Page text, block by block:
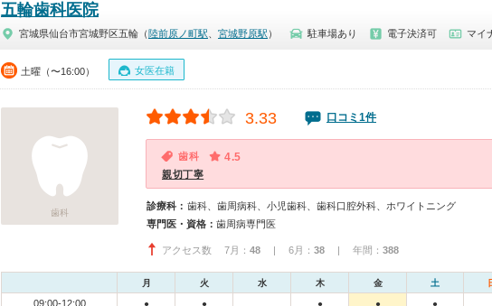
五輪歯科医院
宮城県仙台市宮城野区五輪（陸前原ノ町駅 宮城野原駅 ） 駐車場あり 電子決済可 マイ
土曜（〜16:00） 女医在籍
歯科
3.33 口コミ1件
歯科 4.5
親切丁寧
診療科： 歯科、歯周病科、小児歯科、歯科口腔外科、ホワイトニング
専門医・資格： 歯周病専門医
アクセス数 7月： 48 | 6月： 38 | 年間： 388
月 火 水 木 金 土
09:00-12:00 ● ● ● ● ●